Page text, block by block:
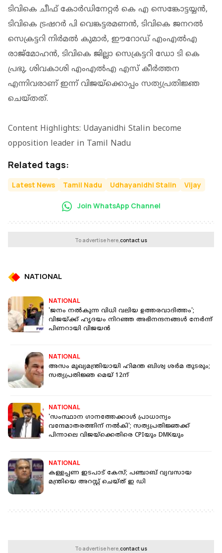
ടിവികെ ചീഫ് കോര്‍ഡിനേറ്റര്‍ കെ എ സെങ്കോട്ടയ്യന്‍,
ടിവികെ ട്രഷറര്‍ പി വെങ്കട്ടരമണന്‍, ടിവികെ ജനറല്‍
സെക്രട്ടറി നിര്‍മല്‍ കുമാര്‍, ഈറോഡ് എംഎല്‍എ
രാജ്മോഹന്‍, ടിവികെ ജില്ലാ സെക്രട്ടറി ഡോ ടി കെ
പ്രഭു, ശിവകാശി എംഎല്‍എ എസ് കീര്‍ത്തന
എന്നിവരാണ് ഇന്ന് വിജയ്ക്കൊപ്പം സത്യപ്രതിജ്ഞ
ചെയ്തത്.
Content Highlights: Udayanidhi Stalin become
opposition leader in Tamil Nadu
Related tags:
Latest News Tamil Nadu Udhayanidhi Stalin Vijay
Join WhatsApp Channel
To advertise here,contact us
NATIONAL
NATIONAL
'ജനം നല്‍കുന്ന വിധി വലിയ ഉത്തരവാദിത്തം';
വിജയ്ക്ക് ഹൃദയം നിറഞ്ഞ അഭിനന്ദനങ്ങള്‍ നേര്‍ന്ന്
പിണറായി വിജയന്‍
NATIONAL
അസം മുഖ്യമന്ത്രിയായി ഹിമന്ത ബിശ്വ ശർമ തുടരും;
സത്യപ്രതിജ്ഞ മെയ് 12ന്
NATIONAL
'സംസ്ഥാന ഗാനത്തേക്കാൾ പ്രാധാന്യം
വന്ദേമാതരത്തിന് നൽകി'; സത്യപ്രതിജ്ഞക്ക്
പിന്നാലെ വിജയ്‌ക്കെതിരെ CPIയും DMKയും
NATIONAL
കള്ളപ്പണ ഇടപാട് കേസ്; പഞ്ചാബ് വ്യവസായ
മന്ത്രിയെ അറസ്റ്റ് ചെയ്ത് ഇ ഡി
To advertise here,contact us